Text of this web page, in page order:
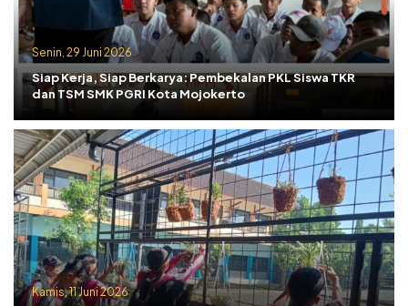
Senin, 29 Juni 2026
Siap Kerja, Siap Berkarya: Pembekalan PKL Siswa TKR
dan TSM SMK PGRI Kota Mojokerto
Kamis, 11 Juni 2026